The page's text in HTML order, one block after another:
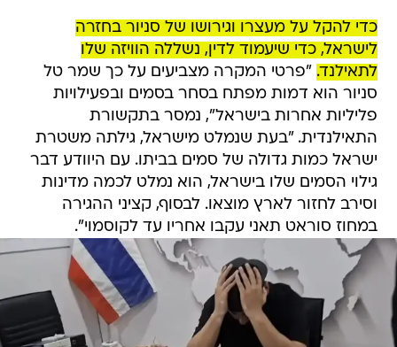
כדי להקל על מעצרו וגירושו של סניור בחזרה
לישראל, כדי שיעמוד לדין, נשללה הוויזה שלו
לתאילנד. "פרטי המקרה מצביעים על כך שמר טל
סניור הוא דמות מפתח בסחר בסמים ובפעילויות
פליליות אחרות בישראל", נמסר בתקשורת
התאילנדית. "בעת שנמלט מישראל, גילתה משטרת
ישראל כמות גדולה של סמים בביתו. עם היוודע דבר
גילוי הסמים שלו בישראל, הוא נמלט לכמה מדינות
וסירב לחזור לארץ מוצאו. לבסוף, קציני ההגירה
במחוז סוראט תאני עקבו אחריו עד לקוסמוי".